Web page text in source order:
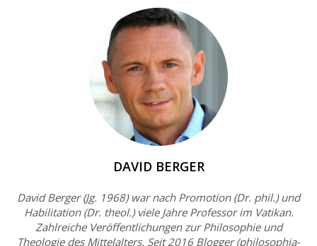
DAVID BERGER
David Berger (Jg. 1968) war nach Promotion (Dr. phil.) und
Habilitation (Dr. theol.) viele Jahre Professor im Vatikan.
Zahlreiche Veröffentlichungen zur Philosophie und
Theologie des Mittelalters. Seit 2016 Blogger (philosophia-